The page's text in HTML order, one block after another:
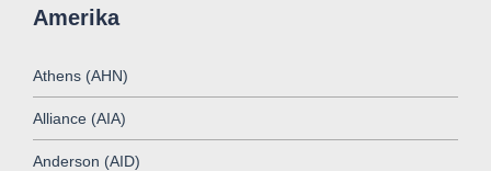
Amerika
Athens (AHN)
Alliance (AIA)
Anderson (AID)